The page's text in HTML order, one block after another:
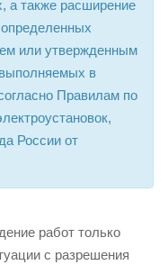
а также расширение
или утвержденным
в
Правилам по
России от
работ только
с разрешения